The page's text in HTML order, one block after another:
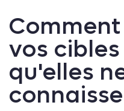
vos
qu'elles